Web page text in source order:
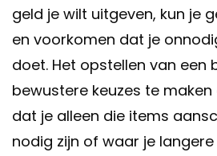
geld je wilt uitgeven, kun je
en voorkomen dat je
doet. Het opstellen van een
bewustere keuzes te
dat je alleen die items
nodig zijn of waar je